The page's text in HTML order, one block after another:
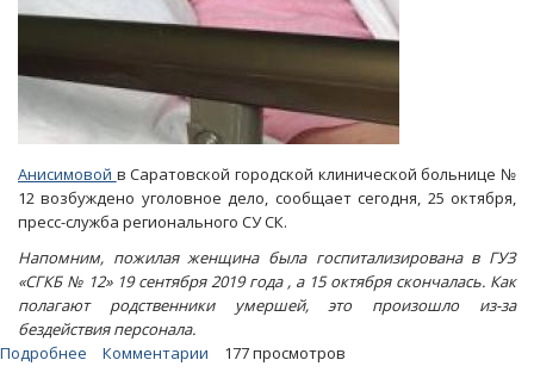
Анисимовой в Саратовской городской клинической больнице №
12 возбуждено уголовное дело, сообщает сегодня, 25 октября,
пресс-служба регионального СУ СК.
Напомним, пожилая женщина была госпитализирована в ГУЗ
«СГКБ № 12» 19 сентября 2019 года , а 15 октября скончалась. Как
полагают родственники умершей, это произошло из-за
бездействия персонала.
Подробнее
Комментарии 177 просмотров